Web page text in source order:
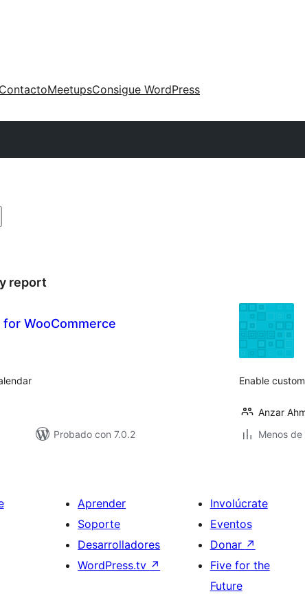
ContactoMeetupsConsigue WordPress
report
for WooCommerce
Probado con 7.0.2
Enable
Anzar
Menos
Aprender
Soporte
Desarrolladores
WordPress.tv ↗
Involúcrate
Eventos
Donar ↗
Five for the
Future